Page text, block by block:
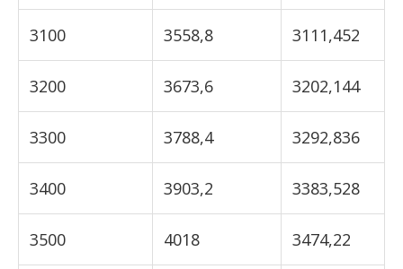
3100 3558,8 3111,452
3200 3673,6 3202,144
3300 3788,4 3292,836
3400 3903,2 3383,528
3500 4018 3474,22